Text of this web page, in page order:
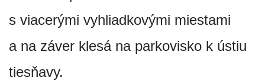
s viacerými vyhliadkovými miestami
a na záver klesá na parkovisko k ústiu
tiesňavy.